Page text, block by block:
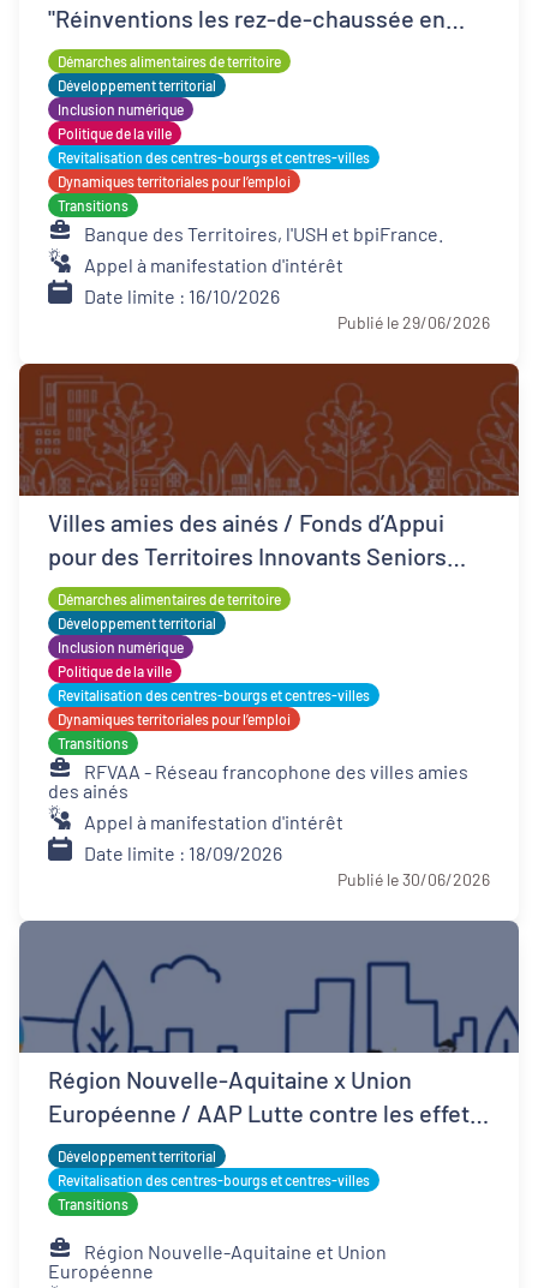
"Réinventions les rez-de-chaussée en
QPV"
Démarches alimentaires de territoire
Développement territorial
Inclusion numérique
Politique de la ville
Revitalisation des centres-bourgs et centres-villes
Dynamiques territoriales pour l’emploi
Transitions
Banque des Territoires, l'USH et bpiFrance.
Appel à manifestation d'intérêt
Date limite : 16/10/2026
Publié le 29/06/2026
Villes amies des ainés / Fonds d’Appui
pour des Territoires Innovants Seniors
(FATIS)
Démarches alimentaires de territoire
Développement territorial
Inclusion numérique
Politique de la ville
Revitalisation des centres-bourgs et centres-villes
Dynamiques territoriales pour l’emploi
Transitions
RFVAA - Réseau francophone des villes amies
des ainés
Appel à manifestation d'intérêt
Date limite : 18/09/2026
Publié le 30/06/2026
Région Nouvelle-Aquitaine x Union
Européenne / AAP Lutte contre les effets
d'îlots de chaleur urbains
Développement territorial
Revitalisation des centres-bourgs et centres-villes
Transitions
Région Nouvelle-Aquitaine et Union
Européenne